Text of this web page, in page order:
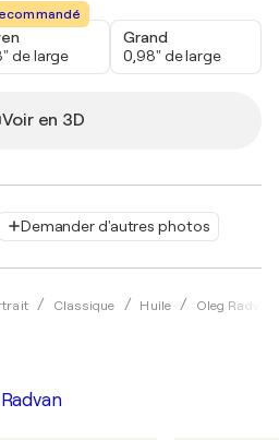
Demander d'autres photos
Classique Huile Oleg Radvan
de large
Grand
0,98" de large
Voir en 3D